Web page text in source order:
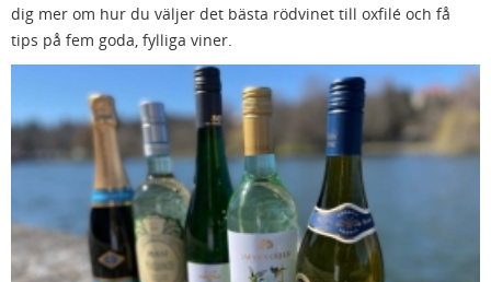
dig mer om hur du väljer det bästa rödvinet till oxfilé och få
tips på fem goda, fylliga viner.